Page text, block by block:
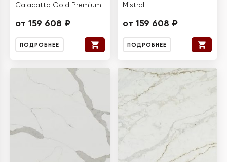
Calacatta Gold Premium
от 159 608 ₽
ПОДРОБНЕЕ
Mistral
от 159 608 ₽
ПОДРОБНЕЕ